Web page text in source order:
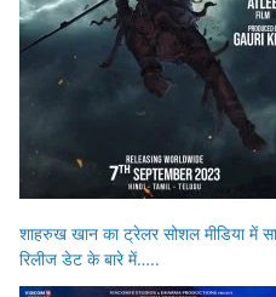
शाहरुख खान का ट्रेलर सोशल मीडिया में
रिलीज डेट के बारे में…..